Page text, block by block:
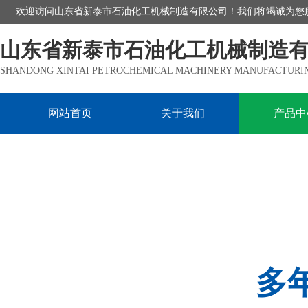
欢迎访问山东省新泰市石油化工机械制造有限公司！我们将竭诚为您
山东省新泰市石油化工机械制造
SHANDONG XINTAI PETROCHEMICAL MACHINERY
网站首页 关于我们 产品
多